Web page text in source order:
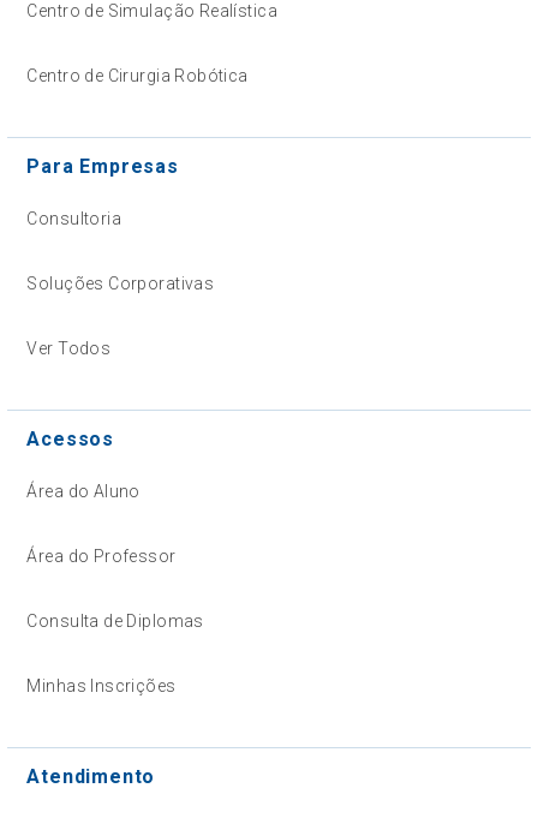
Centro de Simulação Realística
Centro de Cirurgia Robótica
Para Empresas
Consultoria
Soluções Corporativas
Ver Todos
Acessos
Área do Aluno
Área do Professor
Consulta de Diplomas
Minhas Inscrições
Atendimento